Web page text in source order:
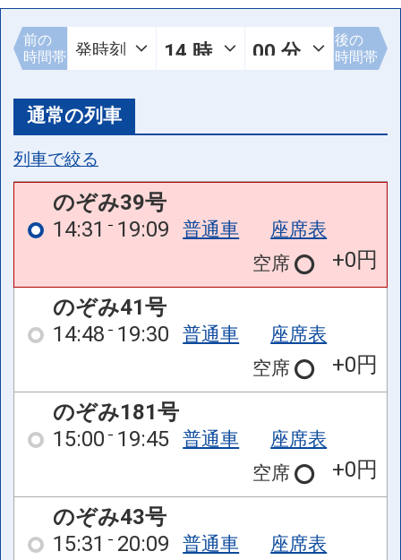
前の
時間帯
後の
時間帯
通常の列車
列車で絞る
のぞみ39号
14:31
19:09 普通車
座席表
空席
+0円
のぞみ41号
14:48 19:30 普通車
座席表
空席
+0円
のぞみ181号
15:00 19:45 普通車
座席表
空席
+0円
のぞみ43号
15:31
20:09 普通車
座席表